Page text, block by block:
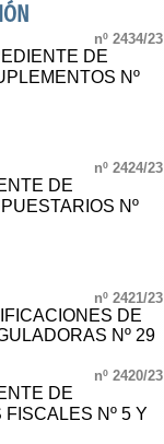
nº 2434/23
DE
Nº
nº 2424/23
DE
Nº
nº 2421/23
DE
Nº 29
nº 2420/23
DE
Nº 5 Y